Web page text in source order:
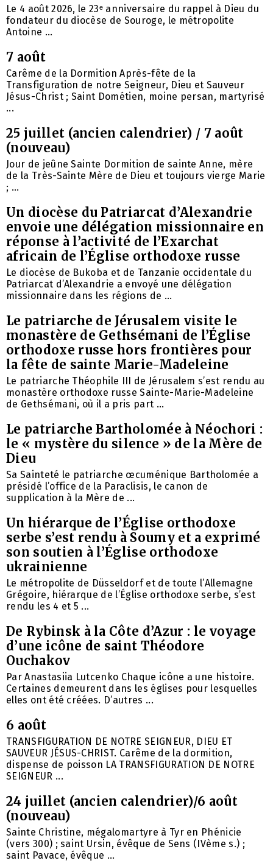
Le 4 août 2026, le 23ᵉ anniversaire du rappel à Dieu du
fondateur du diocèse de Souroge, le métropolite
Antoine ...
7 août
Carême de la Dormition Après-fête de la
Transfiguration de notre Seigneur, Dieu et Sauveur
Jésus-Christ ; Saint Dométien, moine persan, martyrisé
...
25 juillet (ancien calendrier) / 7 août
(nouveau)
Jour de jeûne Sainte Dormition de sainte Anne, mère
de la Très-Sainte Mère de Dieu et toujours vierge Marie
; ...
Un diocèse du Patriarcat d’Alexandrie
envoie une délégation missionnaire en
réponse à l’activité de l’Exarchat
africain de l’Église orthodoxe russe
Le diocèse de Bukoba et de Tanzanie occidentale du
Patriarcat d’Alexandrie a envoyé une délégation
missionnaire dans les régions de ...
Le patriarche de Jérusalem visite le
monastère de Gethsémani de l’Église
orthodoxe russe hors frontières pour
la fête de sainte Marie-Madeleine
Le patriarche Théophile III de Jérusalem s’est rendu au
monastère orthodoxe russe Sainte-Marie-Madeleine
de Gethsémani, où il a pris part ...
Le patriarche Bartholomée à Néochori :
le « mystère du silence » de la Mère de
Dieu
Sa Sainteté le patriarche œcuménique Bartholomée a
présidé l’office de la Paraclisis, le canon de
supplication à la Mère de ...
Un hiérarque de l’Église orthodoxe
serbe s’est rendu à Soumy et a exprimé
son soutien à l’Église orthodoxe
ukrainienne
Le métropolite de Düsseldorf et de toute l’Allemagne
Grégoire, hiérarque de l’Église orthodoxe serbe, s’est
rendu les 4 et 5 ...
De Rybinsk à la Côte d’Azur : le voyage
d’une icône de saint Théodore
Ouchakov
Par Anastasiia Lutcenko Chaque icône a une histoire.
Certaines demeurent dans les églises pour lesquelles
elles ont été créées. D’autres ...
6 août
TRANSFIGURATION DE NOTRE SEIGNEUR, DIEU ET
SAUVEUR JÉSUS-CHRIST. Carême de la dormition,
dispense de poisson LA TRANSFIGURATION DE NOTRE
SEIGNEUR ...
24 juillet (ancien calendrier)/6 août
(nouveau)
Sainte Christine, mégalomartyre à Tyr en Phénicie
(vers 300) ; saint Ursin, évêque de Sens (IVème s.) ;
saint Pavace, évêque ...